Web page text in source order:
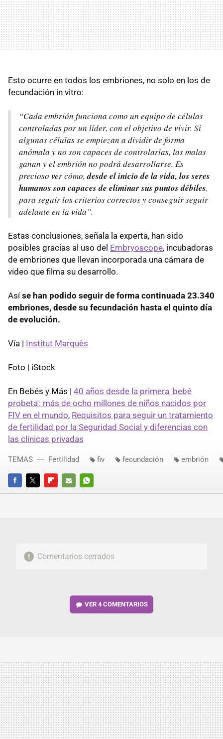
Esto ocurre en todos los embriones, no solo en los de
fecundación in vitro:
“Cada embrión funciona como un equipo de células
controladas por un líder, con el objetivo de vivir. Si
algunas células se empiezan a dividir de forma
anómala y no son capaces de controlarlas, las malas
ganan y el embrión no podrá desarrollarse. Es
precioso ver cómo,desde el inicio de la vida, los seres
humanos son capaces de eliminar sus puntos débiles,
para seguir los criterios correctos y conseguir seguir
adelante en la vida”.
Estas conclusiones, señala la experta, han sido
posibles gracias al uso del Embryoscope, incubadoras
de embriones que llevan incorporada una cámara de
vídeo que filma su desarrollo.
Asíse han podido seguir de forma continuada 23.340
embriones, desde su fecundación hasta el quinto día
de evolución.
Vía | Institut Marquès
Foto | iStock
En Bebés y Más | 40 años desde la primera 'bebé
probeta': más de ocho millones de niños nacidos por
FIV en el mundo, Requisitos para seguir un tratamiento
de fertilidad por la Seguridad Social y diferencias con
las clínicas privadas
FACEBOOKTWITTERFLIPBOARD
E-
WHATSAPP
TEMAS Fertilidad fiv fecundación embrión
Comentarios cerrados
VER4 COMENTARIOS